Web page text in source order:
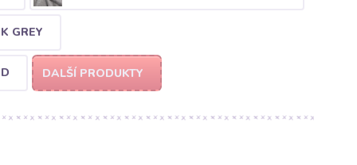
GREY
DALŠÍ PRODUKTY